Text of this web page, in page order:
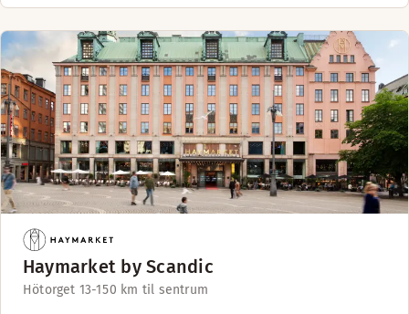
Haymarket by Scandic
Hötorget 13-150 km til sentrum